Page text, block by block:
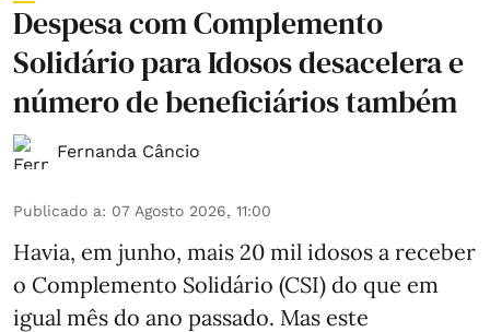
Despesa com Complemento
Solidário para Idosos desacelera e
número de beneficiários também
Fernanda Câncio
Publicado a: 07 Agosto 2026, 11:00
Havia, em junho, mais 20 mil idosos a receber
o Complemento Solidário (CSI) do que em
igual mês do ano passado. Mas este